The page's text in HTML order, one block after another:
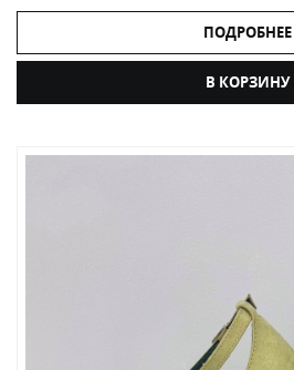
ПОДРОБНЕЕ
В КОРЗИНУ